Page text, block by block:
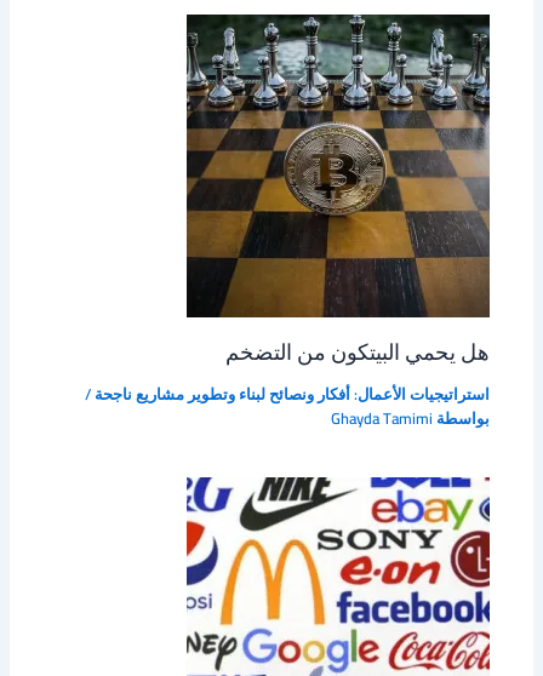
هل يحمي البيتكون من التضخم
استراتيجيات الأعمال: أفكار ونصائح لبناء وتطوير مشاريع ناجحة/
بواسطة Ghayda Tamimi